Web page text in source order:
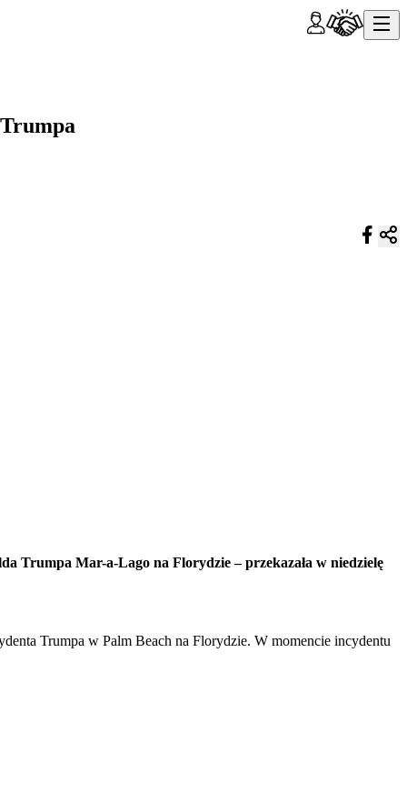
Trumpa Mar-a-Lago na Florydzie – przekazała w niedzielę
Trumpa w Palm Beach na Florydzie. W momencie incydentu